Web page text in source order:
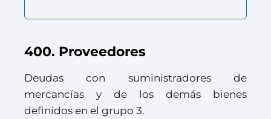
400. Proveedores
Deudas con suministradores de
mercancías y de los demás bienes
definidos en el grupo 3.